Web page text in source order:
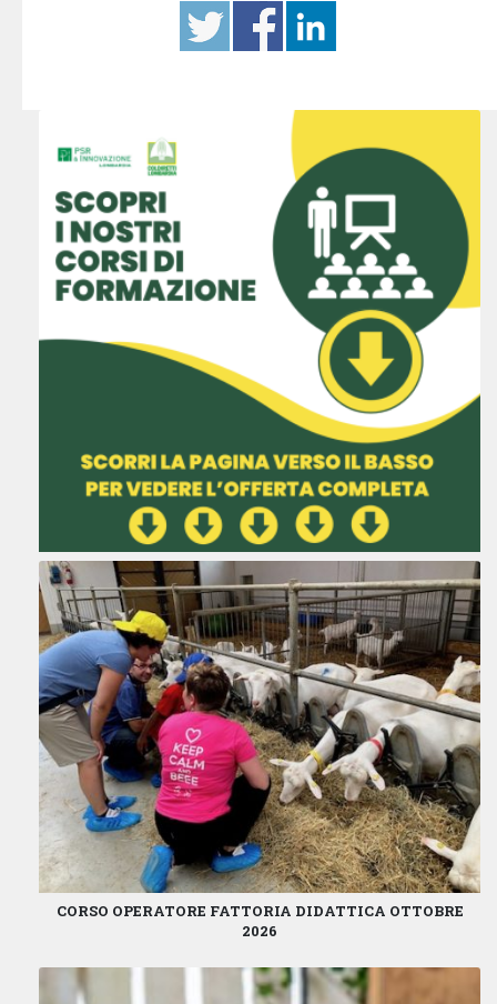
CORSO OPERATORE FATTORIA DIDATTICA OTTOBRE
2026